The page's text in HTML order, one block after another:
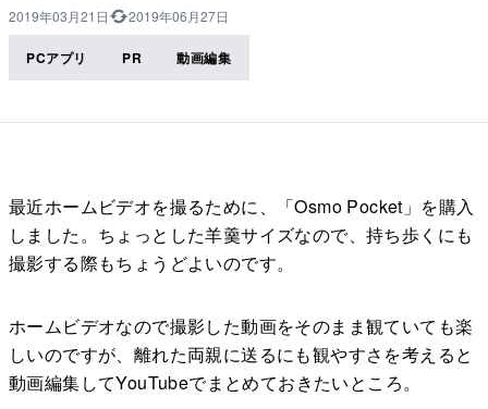
2019年03月21日 2019年06月27日
PCアプリ PR 動画編集
最近ホームビデオを撮るために、「Osmo Pocket」を購入
しました。ちょっとした羊羹サイズなので、持ち歩くにも
撮影する際もちょうどよいのです。
ホームビデオなので撮影した動画をそのまま観ていても楽
しいのですが、離れた両親に送るにも観やすさを考えると
動画編集してYouTubeでまとめておきたいところ。